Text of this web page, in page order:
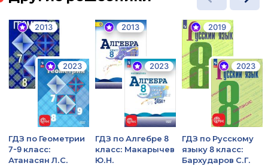
2013
2023
ГДЗ по Геометрии
7-9 класс:
Атанасян Л.С.
2013
2023
ГДЗ по Алгебре 8
класс: Макарычев
Ю.Н.
2019
2023
ГДЗ по Русскому
языку 8 класс:
Бархударов С.Г.